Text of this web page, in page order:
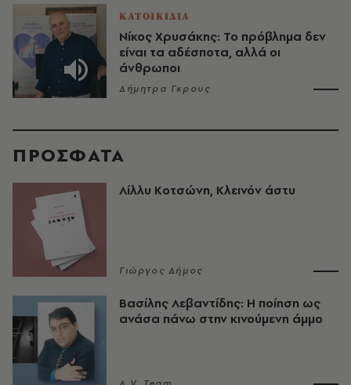
ΚΑΤΟΙΚΙΔΙΑ
Νίκος Χρυσάκης: Το πρόβλημα δεν
είναι τα αδέσποτα, αλλά οι
άνθρωποι
Δήμητρα Γκρους
ΠΡΟΣΦΑΤΑ
Λίλλυ Κοτσώνη, Κλεινόν άστυ
Γιώργος Δήμος
Βασίλης Λεβαντίδης: Η ποίηση ως
ανάσα πάνω στην κινούμενη άμμο